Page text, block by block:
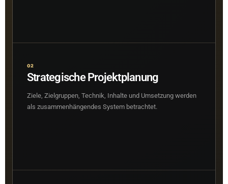
02
Strategische Projektplanung
Ziele, Zielgruppen, Technik, Inhalte und Umsetzung werden
als zusammenhängendes System betrachtet.